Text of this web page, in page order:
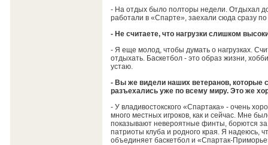
- На отдых было полторы недели. Отдыхал
работали в «Спарте», заехали сюда сразу
- Не считаете, что нагрузки слишком
- Я еще молод, чтобы думать о нагрузках.
отдыхать. Баскетбол - это образ жизни,
устаю.
- Вы же видели наших ветеранов, которые
разъехались уже по всему миру. Это же
- У владивостокского «Спартака» - очень
много местных игроков, как и сейчас. Мне
показывают невероятные финты, борются
патриоты клуба и родного края. Я надеюсь,
объединяет баскетбол и «Спартак-